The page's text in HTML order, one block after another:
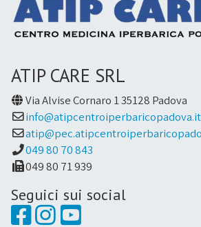
ATIP CARE SRL
Via Alvise Cornaro 1 35128 Padova
info@atipcentroiperbaricopadova.it
049 80 70 843
049 80 71 939
Seguici sui social